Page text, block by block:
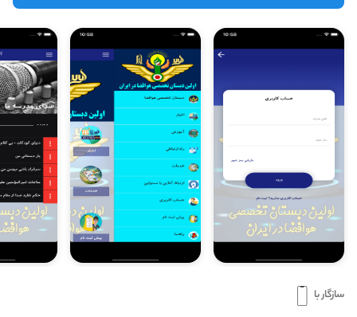
سازگار با